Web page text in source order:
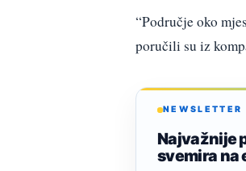
“Područje oko
poručili su iz
NEWSLETTER
Najvažnije
svemira na